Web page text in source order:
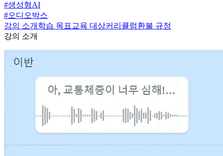
#생성형AI
#오디오박스
강의 소개 학습 목표 교육 대상커리큘럼환불 규정
강의 소개